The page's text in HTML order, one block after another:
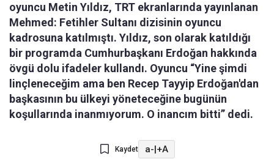
oyuncu Metin Yıldız, TRT ekranlarında yayınlanan
Mehmed: Fetihler Sultanı dizisinin oyuncu
kadrosuna katılmıştı. Yıldız, son olarak katıldığı
bir programda Cumhurbaşkanı Erdoğan hakkında
övgü dolu ifadeler kullandı. Oyuncu “Yine şimdi
linçleneceğim ama ben Recep Tayyip Erdoğan'dan
başkasının bu ülkeyi yöneteceğine bugünün
koşullarında inanmıyorum. O inancım bitti” dedi.
Kaydet a-|+A